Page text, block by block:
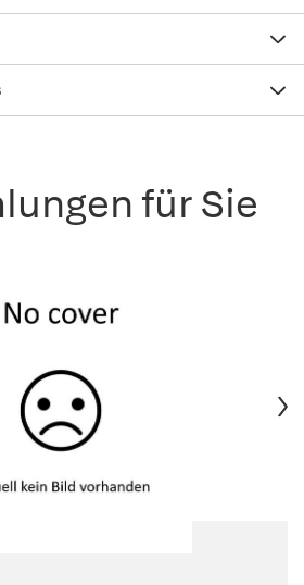
für Sie